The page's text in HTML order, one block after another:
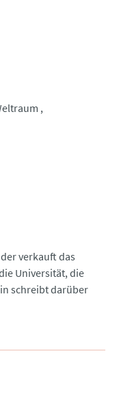
verkauft das
Universität, die
schreibt darüber